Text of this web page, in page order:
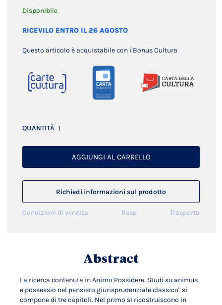
Disponibile
RICEVILO ENTRO IL 26 AGOSTO
Questo articolo è acquistabile con i Bonus Cultura
QUANTITÀ
AGGIUNGI AL CARRELLO
Richiedi informazioni sul prodotto
Condizioni di vendita Reso Trasporto
Abstract
La ricerca contenuta in Animo Possidere. Studi su animus
e possessio nel pensiero giurisprudenziale classico" si
compone di tre capitoli. Nel primo si ricostruiscono in